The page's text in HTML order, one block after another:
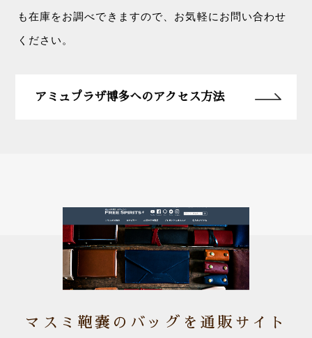
も在庫をお調べできますので、お気軽にお問い合わせ
ください。
アミュプラザ博多へのアクセス方法
マスミ鞄嚢のバッグを通販サイト